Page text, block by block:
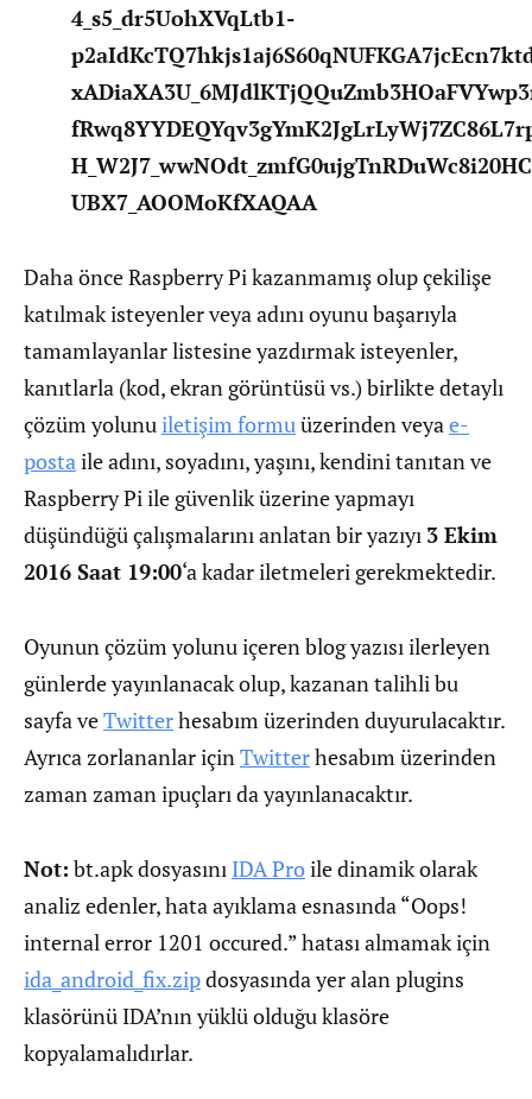
4_s5_dr5UohXVqLtb1-
UBX7_AOOMoKfXAQAA
Daha önce Raspberry Pi kazanmamış olup çekilişe
katılmak isteyenler veya adını oyunu başarıyla
tamamlayanlar listesine yazdırmak isteyenler,
kanıtlarla (kod, ekran görüntüsü vs.) birlikte detaylı
çözüm yolunu iletişim formu üzerinden veya e-
posta ile adını, soyadını, yaşını, kendini tanıtan ve
Raspberry Pi ile güvenlik üzerine yapmayı
düşündüğü çalışmalarını anlatan bir yazıyı 3 Ekim
2016 Saat 19:00‘a kadar iletmeleri gerekmektedir.
Oyunun çözüm yolunu içeren blog yazısı ilerleyen
günlerde yayınlanacak olup, kazanan talihli bu
sayfa veTwitterhesabım üzerinden duyurulacaktır.
Ayrıca zorlananlar için Twitterhesabım üzerinden
zaman zaman ipuçları da yayınlanacaktır.
Not: bt.apk dosyasını IDA Proile dinamik olarak
analiz edenler, hata ayıklama esnasında “Oops!
internal error 1201 occured.” hatası almamak için
ida_android_fix.zipdosyasında yer alan plugins
klasörünü IDA’nın yüklü olduğu klasöre
kopyalamalıdırlar.